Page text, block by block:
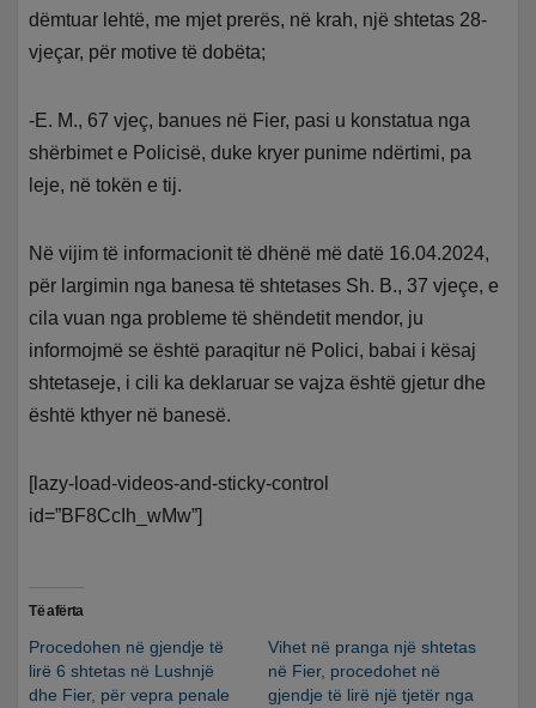
dëmtuar lehtë, me mjet prerës, në krah, një shtetas 28-
vjeçar, për motive të dobëta;
-E. M., 67 vjeç, banues në Fier, pasi u konstatua nga
shërbimet e Policisë, duke kryer punime ndërtimi, pa
leje, në tokën e tij.
Në vijim të informacionit të dhënë më datë 16.04.2024,
për largimin nga banesa të shtetases Sh. B., 37 vjeçe, e
cila vuan nga probleme të shëndetit mendor, ju
informojmë se është paraqitur në Polici, babai i kësaj
shtetaseje, i cili ka deklaruar se vajza është gjetur dhe
është kthyer në banesë.
[lazy-load-videos-and-sticky-control
id=”BF8CcIh_wMw”]
Të afërta
Procedohen në gjendje të
lirë 6 shtetas në Lushnjë
dhe Fier, për vepra penale
Vihet në pranga një shtetas
në Fier, procedohet në
gjendje të lirë një tjetër nga